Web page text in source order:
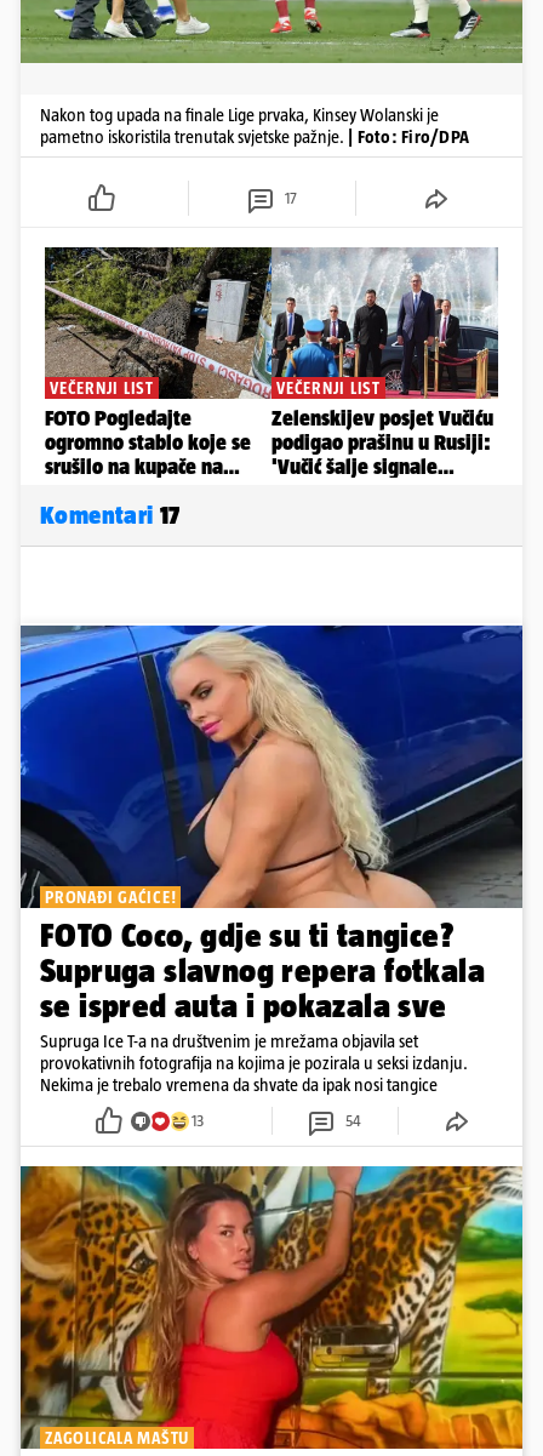
Nakon tog upada na finale Lige prvaka, Kinsey Wolanski je
pametno iskoristila trenutak svjetske pažnje.
| Foto: Firo/DPA
17
Komentari 17
PRONAĐI GAĆICE!
FOTO Coco, gdje su ti tangice?
Supruga slavnog repera fotkala
se ispred auta i pokazala sve
Supruga Ice T-a na društvenim je mrežama objavila set
provokativnih fotografija na kojima je pozirala u seksi izdanju.
Nekima je trebalo vremena da shvate da ipak nosi tangice
13 54
ZAGOLICALA MAŠTU